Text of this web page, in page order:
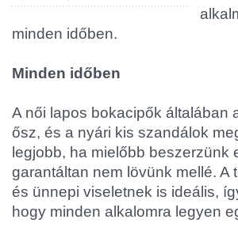
minden időben.
Minden időben
A női lapos bokacipők általában
ősz, és a nyári kis szandálok
legjobb, ha mielőbb
garantáltan nem lövünk mellé.
és ünnepi viseletnek is ideális,
hogy minden alkalomra legyen